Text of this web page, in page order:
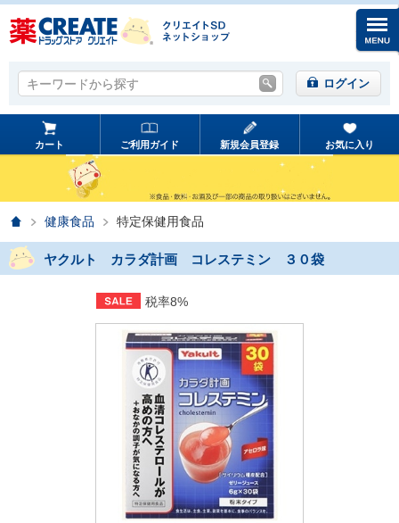
キーワードから探す
キーワードから探す ログイン
カート ご利用ガイド 新規会員登録 お気に入り
ホーム健康食品 特定保健用食品
ヤクルト カラダ計画 コレステミン ３０袋
税率8%